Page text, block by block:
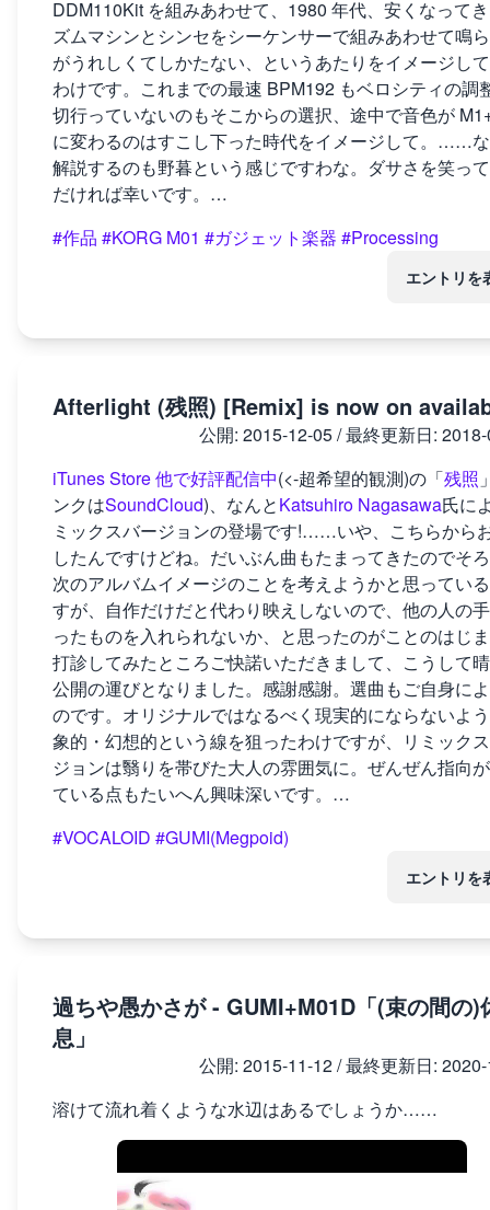
DDM110Kit を組みあわせて、1980 年代、安くなって
ズムマシンとシンセをシーケンサーで組みあわせて鳴
がうれしくてしかたない、というあたりをイメージし
わけです。これまでの最速 BPM192 もベロシティの調
切行っていないのもそこからの選択、途中で音色が
に変わるのはすこし下った時代をイメージして。……
解説するのも野暮という感じですわな。ダサさを笑っ
だければ幸いです。…
#作品 #KORG M01 #ガジェット楽器 #Processing
エントリを
Afterlight (残照) [Remix] is now on
公開: 2015-12-05/ 最終更新日:
iTunes Store 他で好評配信中(<-超希望的観測)の「残照
ンクはSoundCloud)、なんとKatsuhiro Nagasawa氏に
ミックスバージョンの登場です!……いや、こちらから
したんですけどね。だいぶん曲もたまってきたのでそ
次のアルバムイメージのことを考えようかと思ってい
すが、自作だけだと代わり映えしないので、他の人の
ったものを入れられないか、と思ったのがことのはじ
打診してみたところご快諾いただきまして、こうして
公開の運びとなりました。感謝感謝。選曲もご自身に
のです。オリジナルではなるべく現実的にならないよ
象的・幻想的という線を狙ったわけですが、リミック
ジョンは翳りを帯びた大人の雰囲気に。ぜんぜん指向
ている点もたいへん興味深いです。…
#VOCALOID #GUMI(Megpoid)
エントリを
過ちや愚かさが - GUMI+M01D「(束の間の)
息」
公開: 2015-11-12/ 最終更新日:
溶けて流れ着くような水辺はあるでしょうか……